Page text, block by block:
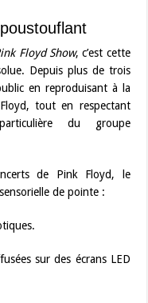
Floyd Show, c’est cette
Depuis plus de trois
en reproduisant à la
tout en respectant
du groupe
de Pink Floyd, le
de pointe :
sur des écrans LED